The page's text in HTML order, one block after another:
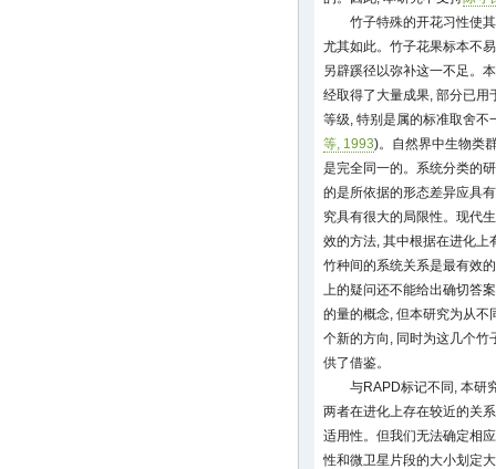
竹子特殊的开花习性使
尤其如此。竹子花果标本不
另辟蹊径以弥补这一不足。
经取得了大量成果, 部分已用
等级, 特别是属的标准取舍不
等, 1993)。自然界中生物类
是完全同一的。系统分类的
的是所依据的形态差异应具
究具有很大的局限性。现代
效的方法, 其中根据在进化上
竹种间的系统关系是最有效
上的疑问还不能给出确切答
的量的概念, 但本研究为从
个新的方向, 同时为这几个竹
供了借鉴。
与RAPD标记不同, 本研
两者在进化上存在较近的关
适用性。但我们无法确定相
性和微卫星片段的大小划定